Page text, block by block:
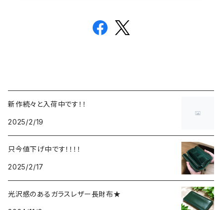
新作続々と入荷中です！！
2025/2/19
只今値下げ中です！！！！
2025/2/17
光沢感のあるガラスレザー長財布★